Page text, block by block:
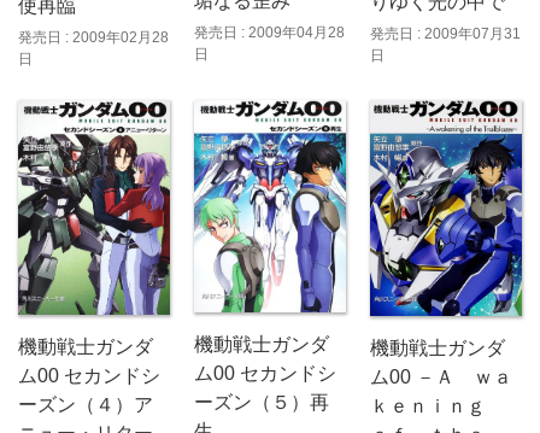
使再臨
発売日 : 2009年02月28
日
発売日 : 2009年04月28
日
発売日 : 2009年07月31
日
機動戦士ガンダ
ム00 セカンドシ
ーズン（４）ア
機動戦士ガンダ
ム00 セカンドシ
ーズン（５）再
機動戦士ガンダ
ム00 －Ａ ｗａ
ｋｅｎｉｎｇ